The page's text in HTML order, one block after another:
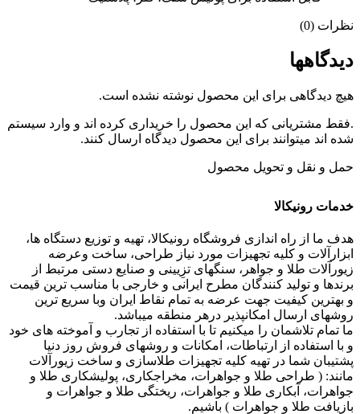
نظرات (0)
دیدگاهها
هیچ دیدگاهی برای این محصول نوشته نشده است.
.فقط مشتریانی که این محصول را خریداری کرده اند و وارد سیستم
شده اند میتوانند برای این محصول دیدگاه ارسال کنند.
حمل و نقل و تحویل محصول
خدمات رونیکالا
هدف ما از راه اندازی فروشگاه رونیکالا، تهیه و توزیع دستگاه ها،
ابزارآلات و کلیه تجهیزات مورد نیاز طراحی، ساخت وعرضه
زیورآلات طلا و جواهر، سنگهای تزِیینی و صنایع دستی مرتبط از
برندها و تولید کنندگان مطرح ایرانی و خارجی با مناسب ترین قیمت
و بهترین کیفیت جهت عرضه به تمام نقاط ایران وبا سریع ترین
روشهای ارسال امکانپذیر درهر منطقه میباشد.
ما تمام تلاشمان را میکنیم تا با استفاده از تجارب و آموخته های خود
و با استفاده از ارتباطات، امکانات و روشهای فروش روز دنیا
پشتیبان شما در تهیه کلیه تجهیزات طلاسازی و ساخت زیورآلات
مانند: ( طراحی طلا و جواهرات، مخراجکاری، پولیشکاری طلا و
جواهرات، آبکاری طلا و جواهرات، ریختگی طلا و جواهرات و
بازیافت طلا و جواهرات ) باشیم.